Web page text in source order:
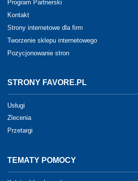
Program Partnerski
Kontakt
Strony internetowe dla firm
Tworzenie sklepu internetowego
Pozycjonowanie stron
STRONY FAVORE.PL
Usługi
Zlecenia
Przetargi
TEMATY POMOCY